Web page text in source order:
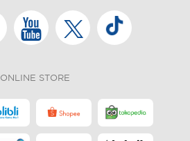
ONLINE STORE